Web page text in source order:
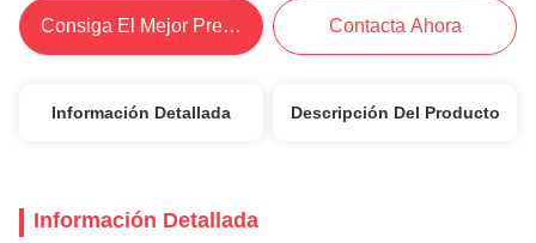
Consiga El Mejor Precio Contacta Ahora
Información Detallada Descripción Del Producto
Información Detallada